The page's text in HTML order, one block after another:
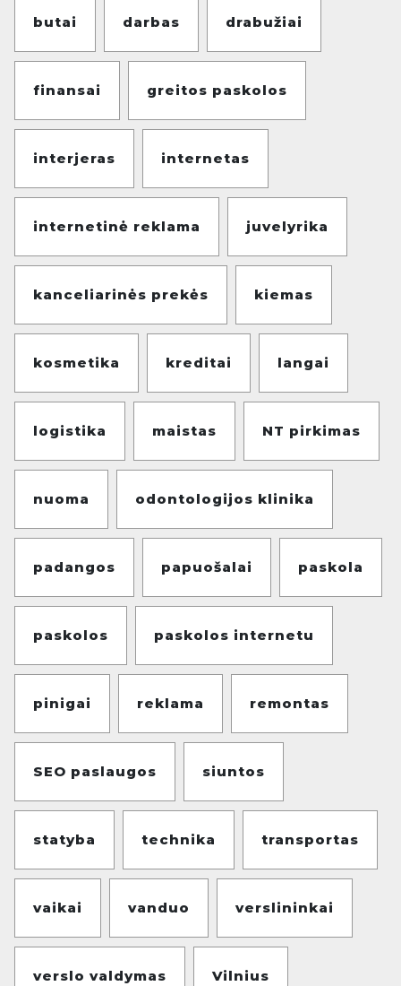
butai darbas drabužiai
finansai greitos paskolos
interjeras internetas
internetinė reklama juvelyrika
kanceliarinės prekės kiemas
kosmetika kreditai langai
logistika maistas NT pirkimas
nuoma odontologijos klinika
padangos papuošalai paskola
paskolos paskolos internetu
pinigai reklama remontas
SEO paslaugos siuntos
statyba technika transportas
vaikai vanduo verslininkai
verslo valdymas Vilnius